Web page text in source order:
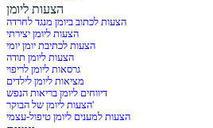
הצעות ליומן
הצעות לכתוב ביומן מנגד לחרדה
הצעות ליומן יצירתי
הצעות לכתיבת יומן יומי
הצעות ליומן תודה
גרסאות ליומן לריפוי
מציאות ליומן לילדים
דיווחים ליומן בריאות הנפש
הצעות ליומן של הבוקר'
הצעות למענים ליומן טיפול-עצמי